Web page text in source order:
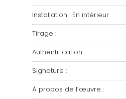
Installation : En intérieur
Tirage :
Authentification :
Signature :
À propos de l’œuvre :